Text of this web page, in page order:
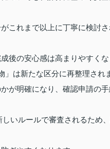
これまで以上に丁寧に検討
後の安心感は高まりやすくな
は新たな区分に再整理され
が明確になり、確認申請の
いルールで審査されるため